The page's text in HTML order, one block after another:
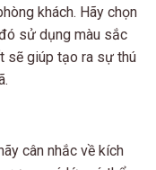
khách. Hãy chọn
sử dụng màu sắc
sẽ giúp tạo ra sự thú
cân nhắc về kích